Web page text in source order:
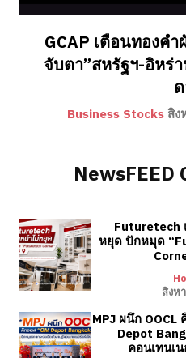
GCAP เตือนทองค
จับตา”สหรัฐฯ-อิหร่
Business Stocks สิง
NewsFEED
Futuretech
หยุด ปักหมุด
สิงห
MPJ ผนึก OOCL
Depot
คอนเทนเ